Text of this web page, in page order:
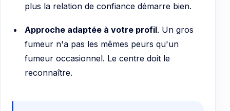
plus la relation de confiance démarre bien.
Approche adaptée à votre profil. Un gros
fumeur n'a pas les mêmes peurs qu'un
fumeur occasionnel. Le centre doit le
reconnaître.